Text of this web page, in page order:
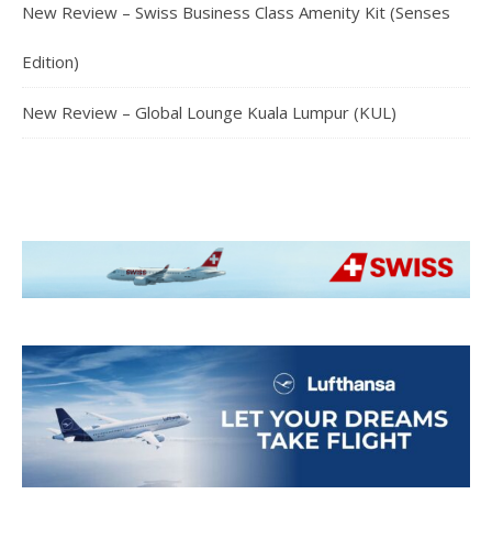
New Review – Swiss Business Class Amenity Kit (Senses
Edition)
New Review – Global Lounge Kuala Lumpur (KUL)